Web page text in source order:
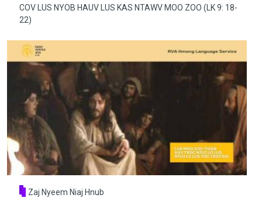
COV LUS NYOB HAUV LUS KAS NTAWV MOO ZOO (LK 9: 18-
22)
Zaj Nyeem Niaj Hnub